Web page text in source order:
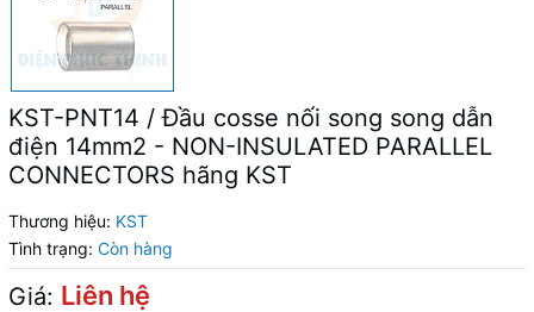
KST-PNT14 / Đầu cosse nối song song dẫn
điện 14mm2 - NON-INSULATED PARALLEL
CONNECTORS hãng KST
Thương hiệu: KST
Tình trạng: Còn hàng
Giá: Liên hệ